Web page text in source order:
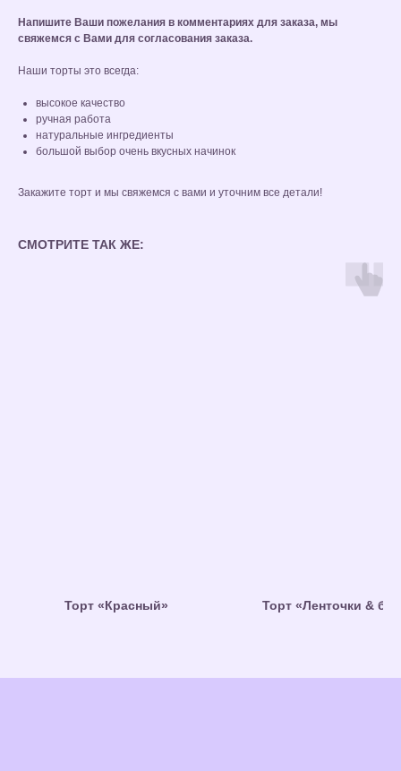
Напишите Ваши пожелания в комментариях для заказа, мы
свяжемся с Вами для согласования заказа.
Наши торты это всегда:
высокое качество
ручная работа
натуральные ингредиенты
большой выбор очень вкусных начинок
Закажите торт и мы свяжемся с вами и уточним все детали!
СМОТРИТЕ ТАК ЖЕ:
Торт «Красный» Торт «Ленточки &